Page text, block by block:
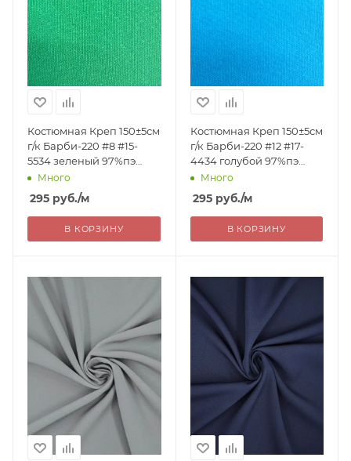
Костюмная Креп 150±5см
г/к Барби-220 #8 #15-
5534 зеленый 97%пэ
3%эл 220г/м2 Китай 295=
Много
295 руб./м
В КОРЗИНУ
Костюмная Креп 150±5см
г/к Барби-220 #12 #17-
4434 голубой 97%пэ
3%эл 220г/м2 Китай 295=
Много
295руб./м
В КОРЗИНУ